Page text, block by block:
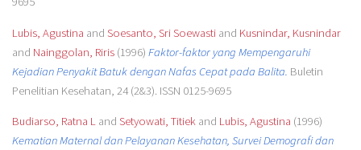
Lubis, Agustina and Soesanto, Sri Soewastiand Kusnindar, Kusnindar
and Nainggolan, Riris(1996) Faktor-faktor yang Mempengaruhi
Kejadian Penyakit Batuk dengan Nafas Cepat pada Balita. Buletin
Penelitian Kesehatan, 24 (2&3). ISSN 0125-9695
Budiarso, Ratna Land Setyowati, Titiekand Lubis, Agustina (1996)
Kematian Maternal dan Pelayanan Kesehatan, Survei Demografi dan